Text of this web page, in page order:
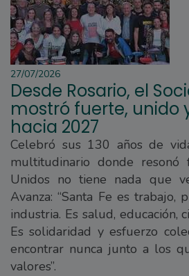
27/07/2026
Desde Rosario, el
mostró fuerte, unido
hacia 2027
Celebró sus 130 años de
multitudinario donde
Unidos no tiene nada que
Avanza: “Santa Fe es trabajo,
industria. Es salud, educación,
Es solidaridad y esfuerzo
encontrar nunca junto a los
valores”.